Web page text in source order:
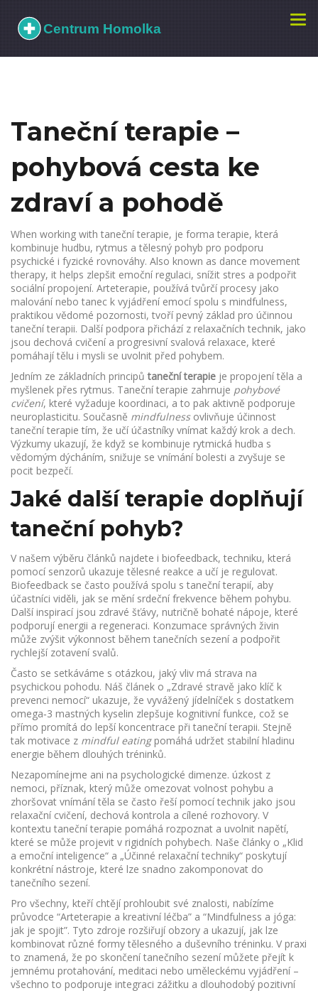
Taneční terapie –
pohybová cesta ke
zdraví a pohodě
When working with taneční terapie, je forma terapie, která
kombinuje hudbu, rytmus a tělesný pohyb pro podporu
psychické i fyzické rovnováhy. Also known as dance movement
therapy, it helps zlepšit emoční regulaci, snížit stres a podpořit
sociální propojení. Arteterapie, používá tvůrčí procesy jako
malování nebo tanec k vyjádření emocí spolu s mindfulness,
praktikou vědomé pozornosti, tvoří pevný základ pro účinnou
taneční terapii. Další podpora přichází z relaxačních technik, jako
jsou dechová cvičení a progresivní svalová relaxace, které
pomáhají tělu i mysli se uvolnit před pohybem.
Jedním ze základních principůtaneční terapie je propojení těla a
myšlenek přes rytmus. Taneční terapie zahrnuje pohybové
cvičení, které vyžaduje koordinaci, a to pak aktivně podporuje
neuroplasticitu. Současně mindfulnessovlivňuje účinnost
taneční terapie tím, že učí účastníky vnímat každý krok a dech.
Výzkumy ukazují, že když se kombinuje rytmická hudba s
vědomým dýcháním, snižuje se vnímání bolesti a zvyšuje se
pocit bezpečí.
Jaké další terapie doplňují
taneční pohyb?
V našem výběru článků najdete i biofeedback, techniku, která
pomocí senzorů ukazuje tělesné reakce a učí je regulovat.
Biofeedback se často používá spolu s taneční terapií, aby
účastníci viděli, jak se mění srdeční frekvence během pohybu.
Další inspirací jsou zdravé šťávy, nutričně bohaté nápoje, které
podporují energii a regeneraci. Konzumace správných živin
může zvýšit výkonnost během tanečních sezení a podpořit
rychlejší zotavení svalů.
Často se setkáváme s otázkou, jaký vliv má strava na
psychickou pohodu. Náš článek o „Zdravé stravě jako klíč k
prevenci nemocí“ ukazuje, že vyvážený jídelníček s dostatkem
omega‑3 mastných kyselin zlepšuje kognitivní funkce, což se
přímo promítá do lepší koncentrace při taneční terapii. Stejně
tak motivace z mindful eatingpomáhá udržet stabilní hladinu
energie během dlouhých tréninků.
Nezapomínejme ani na psychologické dimenze. úzkost z
nemoci, příznak, který může omezovat volnost pohybu a
zhoršovat vnímání těla se často řeší pomocí technik jako jsou
relaxační cvičení, dechová kontrola a cílené rozhovory. V
kontextu taneční terapie pomáhá rozpoznat a uvolnit napětí,
které se může projevit v rigidních pohybech. Naše články o „Klid
a emoční inteligence“ a „Účinné relaxační techniky“ poskytují
konkrétní nástroje, které lze snadno zakomponovat do
tanečního sezení.
Pro všechny, kteří chtějí prohloubit své znalosti, nabízíme
průvodce “Arteterapie a kreativní léčba” a “Mindfulness a jóga:
jak je spojit”. Tyto zdroje rozšiřují obzory a ukazují, jak lze
kombinovat různé formy tělesného a duševního tréninku. V praxi
to znamená, že po skončení tanečního sezení můžete přejít k
jemnému protahování, meditaci nebo uměleckému vyjádření –
všechno to podporuje integraci zážitku a dlouhodobý pozitivní